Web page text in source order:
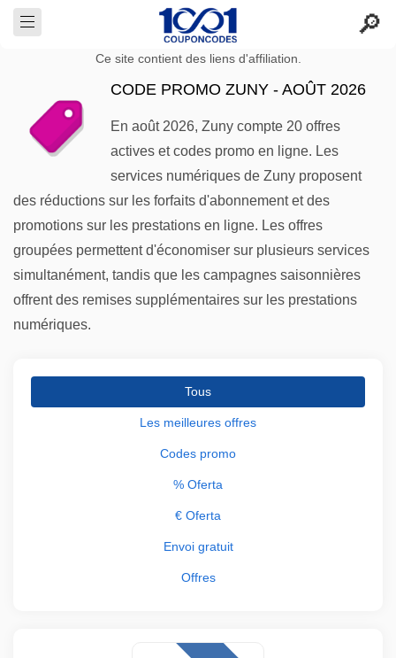
Ce site contient des liens d'affiliation.
CODE PROMO ZUNY - AOÛT 2026
En août 2026, Zuny compte 20 offres
actives et codes promo en ligne. Les
services numériques de Zuny proposent
des réductions sur les forfaits d'abonnement et des
promotions sur les prestations en ligne. Les offres
groupées permettent d'économiser sur plusieurs services
simultanément, tandis que les campagnes saisonnières
offrent des remises supplémentaires sur les prestations
numériques.
Tous
Les meilleures offres
Codes promo
% Oferta
€ Oferta
Envoi gratuit
Offres